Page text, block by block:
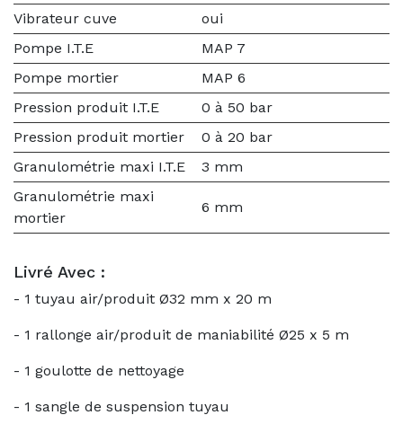
Vibrateur cuve
oui
Pompe I.T.E
MAP 7
Pompe mortier
MAP 6
Pression produit I.T.E
0 à 50 bar
Pression produit mortier
0 à 20 bar
Granulométrie maxi I.T.E
3 mm
Granulométrie maxi
mortier
6 mm
Livré Avec :
- 1 tuyau air/produit Ø32 mm x 20 m
- 1 rallonge air/produit de maniabilité Ø25 x 5 m
- 1 goulotte de nettoyage
- 1 sangle de suspension tuyau